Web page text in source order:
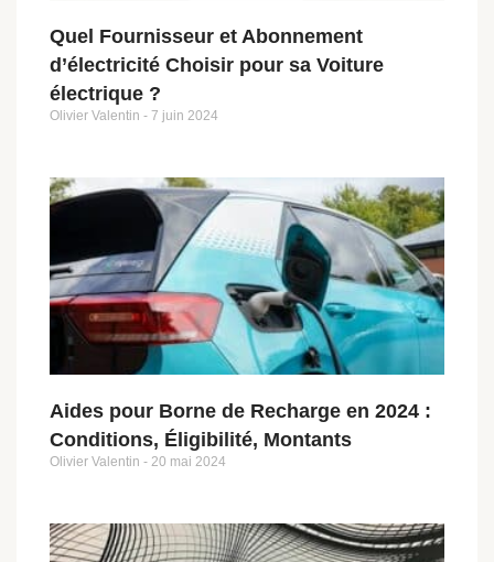
Quel Fournisseur et Abonnement
d’électricité Choisir pour sa Voiture
électrique ?
Olivier Valentin 7 juin 2024
Aides pour Borne de Recharge en 2024 :
Conditions, Éligibilité, Montants
Olivier Valentin 20 mai 2024